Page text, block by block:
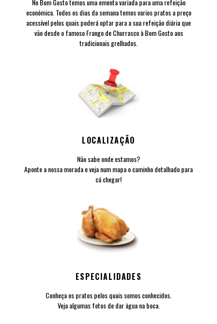
No Bom Gosto temos uma ementa variada para uma refeição
económica. Todos os dias da semana temos varios pratos a preço
acessível pelos quais poderá optar para a sua refeição diária que
vão desde o famoso Frango de Churrasco à Bom Gosto aos
tradicionais grelhados.
LOCALIZAÇÃO
Não sabe onde estamos?
Aponte a nossa morada e veja num mapa o caminho detalhado para
cá chegar!
ESPECIALIDADES
Conheça os pratos pelos quais somos conhecidos.
Veja algumas fotos de dar àgua na boca.